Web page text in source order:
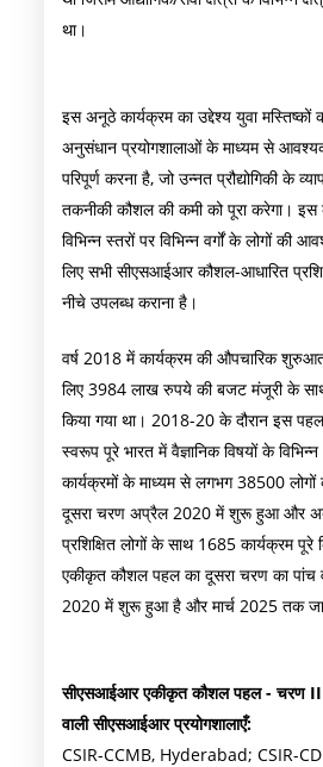
था।
इस अनूठे कार्यक्रम का उद्देश्य युवा मस्तिष्कों
अनुसंधान प्रयोगशालाओं के माध्यम से
परिपूर्ण करना है, जो उन्नत प्रौद्योगिकी के
तकनीकी कौशल की कमी को पूरा करेगा। इस
विभिन्न स्तरों पर विभिन्न वर्गों के लोगों
लिए सभी सीएसआईआर कौशल-आधारित
नीचे उपलब्ध कराना है।
वर्ष 2018 में कार्यक्रम की औपचारिक
लिए 3984 लाख रुपये की बजट मंजूरी के
किया गया था। 2018-20 के दौरान इस
स्वरूप पूरे भारत में वैज्ञानिक विषयों के
कार्यक्रमों के माध्यम से लगभग 38500 लोगों
दूसरा चरण अप्रैल 2020 में शुरू हुआ और
प्रशिक्षित लोगों के साथ 1685 कार्यक्रम
एकीकृत कौशल पहल का दूसरा चरण का पांच
2020 में शुरू हुआ है और मार्च 2025 तक
सीएसआईआर एकीकृत कौशल पहल - चरण
वाली सीएसआईआर प्रयोगशालाएँ:
CSIR-CCMB, Hyderabad; CSIR-